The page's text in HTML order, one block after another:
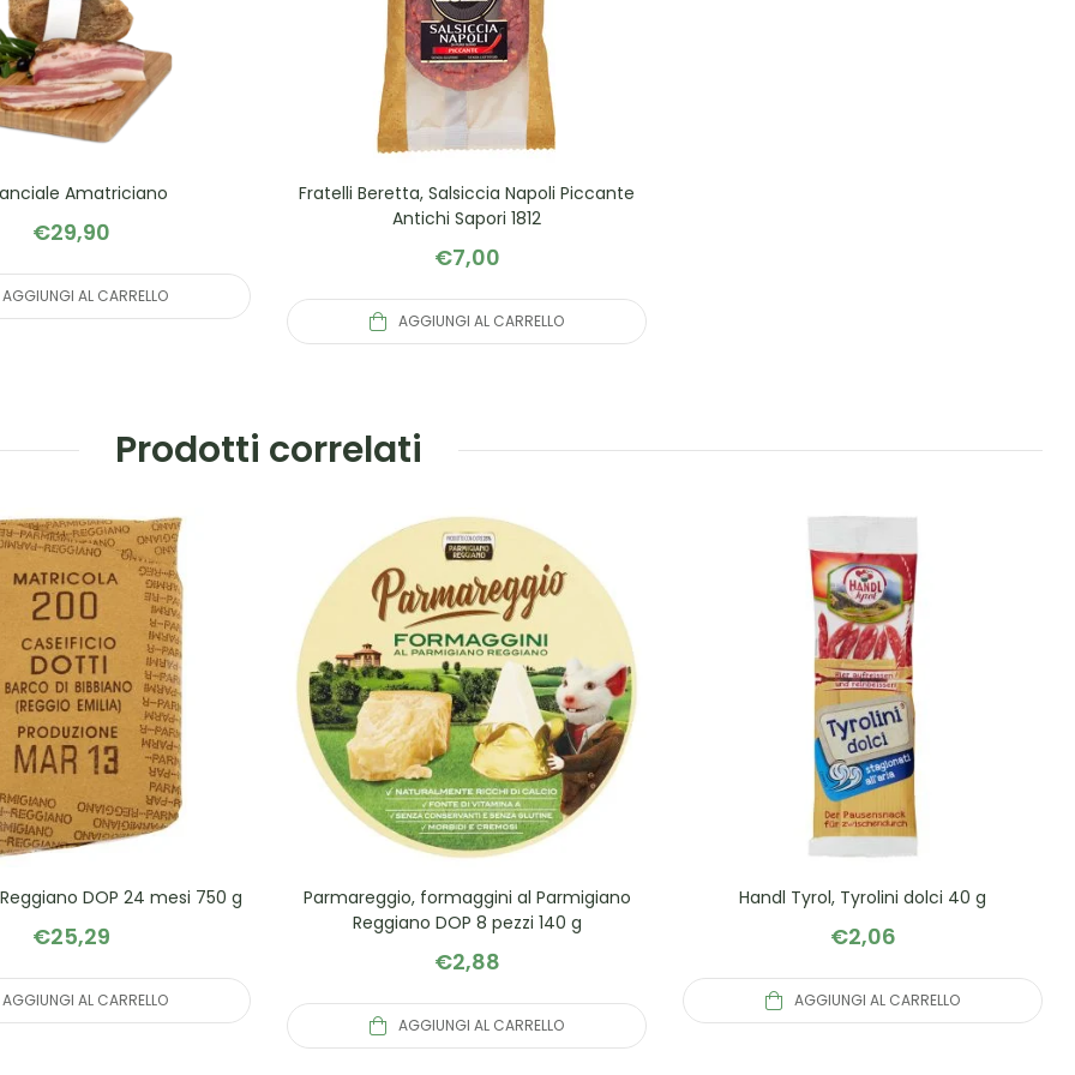
Amatriciano
€29,90
AGGIUNGI AL CARRELLO
Fratelli Beretta, Salsiccia Napoli Piccante
Antichi Sapori 1812
€7,00
AGGIUNGI AL CARRELLO
Prodotti correlati
DOP 24 mesi 750 g
€25,29
AGGIUNGI AL CARRELLO
Parmareggio, formaggini al Parmigiano
Reggiano DOP 8 pezzi 140 g
€2,88
AGGIUNGI AL CARRELLO
Handl Tyrol, Tyrolini dolci 40 g
€2,06
AGGIUNGI AL CARRELLO